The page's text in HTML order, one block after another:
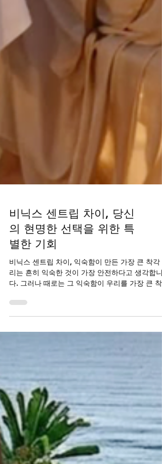
비닉스 센트립 차이, 당신
의 현명한 선택을 위한 특
별한 기회
비닉스 센트립 차이, 익숙함이 만든 가장 큰 착각
다. 그러나 때로는 그 익숙함이 우리를 가장 큰 착
에 빠뜨립니다. "나는 괜찮아", "이건 나이 탓이야
다. 진정한 변화는 익숙함을 깨고 새로운 선택을 할
때 시작됩니다. 이 글은 당신이 익숙함이라는 착각
에서 벗어나 현명한 선택을 할 수 있도록 돕고자 합
니다. 익숙함이 만드는 착각의 덫 익숙함은 때로 위
험합니다. "예전에도 이렇게 살았으니 괜찮겠지"
는 생각이 반복되면 우리는 변화의 필요성을 느끼
못합니다. 특히 발기부전으로 인한 자존감 하락은
서서히, 그리고 조용히 다가옵니다. 혼자라고 느껴
지는 쓸쓸함, 상대방과의 거리감, 그리고 어느 순간